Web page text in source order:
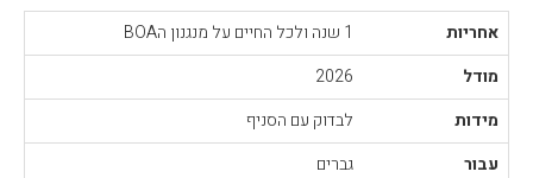
אחריות
1 שנה ולכל החיים על מנגנון הBOA
מודל
2026
מידות
לבדוק עם הסניף
עבור
גברים